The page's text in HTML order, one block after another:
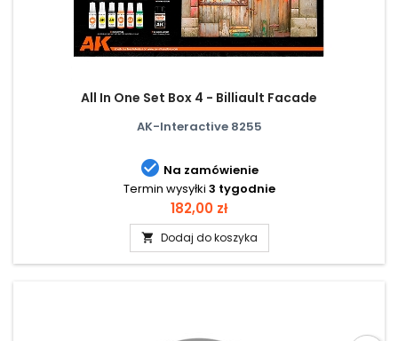
All In One Set Box 4 - Billiault Facade
AK-Interactive 8255
 Na zamówienie
Termin wysyłki 3 tygodnie
Cena
182,00 zł
 Dodaj do koszyka